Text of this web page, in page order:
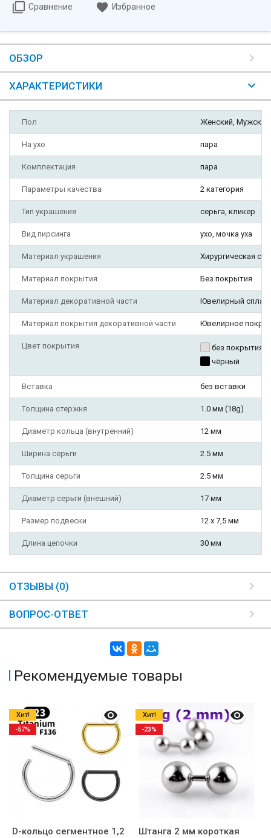
Сравнение Избранное
ОБЗОР
ХАРАКТЕРИСТИКИ
Пол Женский, Мужской
На ухо пара
Комплектация пара
Параметры качества 2 категория
Тип украшения серьга, кликер
Вид пирсинга ухо, мочка уха
Материал украшения Хирургическая
Материал покрытия Без покрытия
Материал декоративной части Ювелирный сплав
Материал покрытия декоративной части Ювелирное
Цвет покрытия
без покрытия
чёрный
Вставка без вставки
Толщина стержня 1.0 мм (18g)
Диаметр кольца (внутренний) 12 мм
Ширина серьги 2.5 мм
Толщина серьги 2.5 мм
Диаметр серьги (внешний) 17 мм
Размер подвески 12 х 7,5 мм
Длина цепочки 30 мм
ОТЗЫВЫ (0)
ВОПРОС-ОТВЕТ
Рекомендуемые товары
D-кольцо сегментное 1,2
Хит!
-57%
Штанга 2 мм короткая
Хит!
-23%